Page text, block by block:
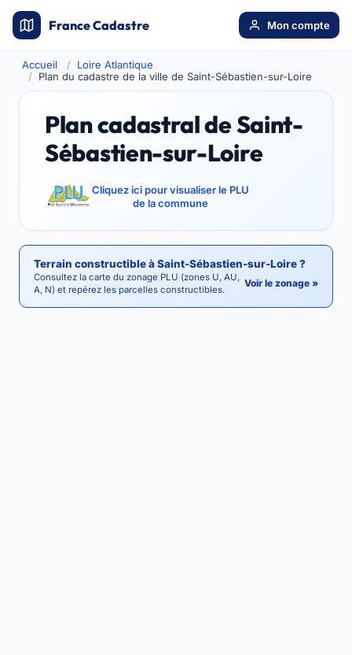
France Cadastre Mon compte
Accueil
Loire Atlantique
Plan du cadastre de la ville de Saint-Sébastien-sur-Loire
Plan cadastral de Saint-
Sébastien-sur-Loire
Cliquez ici pour visualiser le PLU
de la commune
Terrain constructible à Saint-Sébastien-sur-Loire ?
Consultez la carte du zonage PLU (zones U, AU,
A, N) et repérez les parcelles constructibles.
Voir le zonage »